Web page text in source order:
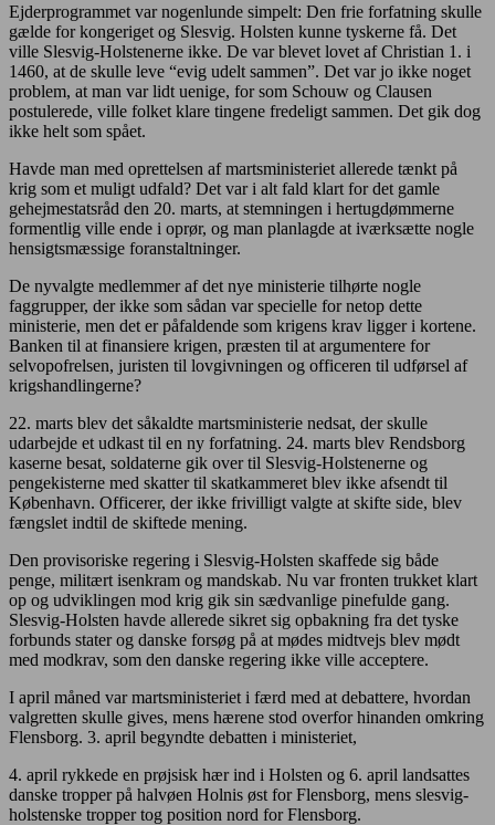
Ejderprogrammet var nogenlunde simpelt: Den frie forfatning skulle
gælde for kongeriget og Slesvig. Holsten kunne tyskerne få. Det
ville Slesvig-Holstenerne ikke. De var blevet lovet af Christian 1. i
1460, at de skulle leve “evig udelt sammen”. Det var jo ikke noget
problem, at man var lidt uenige, for som Schouw og Clausen
postulerede, ville folket klare tingene fredeligt sammen. Det gik dog
ikke helt som spået.
Havde man med oprettelsen af martsministeriet allerede tænkt på
krig som et muligt udfald? Det var i alt fald klart for det gamle
gehejmestatsråd den 20. marts, at stemningen i hertugdømmerne
formentlig ville ende i oprør, og man planlagde at iværksætte nogle
hensigtsmæssige foranstaltninger.
De nyvalgte medlemmer af det nye ministerie tilhørte nogle
faggrupper, der ikke som sådan var specielle for netop dette
ministerie, men det er påfaldende som krigens krav ligger i kortene.
Banken til at finansiere krigen, præsten til at argumentere for
selvopofrelsen, juristen til lovgivningen og officeren til udførsel af
krigshandlingerne?
22. marts blev det såkaldte martsministerie nedsat, der skulle
udarbejde et udkast til en ny forfatning. 24. marts blev Rendsborg
kaserne besat, soldaterne gik over til Slesvig-Holstenerne og
pengekisterne med skatter til skatkammeret blev ikke afsendt til
København. Officerer, der ikke frivilligt valgte at skifte side, blev
fængslet indtil de skiftede mening.
Den provisoriske regering i Slesvig-Holsten skaffede sig både
penge, militært isenkram og mandskab. Nu var fronten trukket klart
op og udviklingen mod krig gik sin sædvanlige pinefulde gang.
Slesvig-Holsten havde allerede sikret sig opbakning fra det tyske
forbunds stater og danske forsøg på at mødes midtvejs blev mødt
med modkrav, som den danske regering ikke ville acceptere.
I april måned var martsministeriet i færd med at debattere, hvordan
valgretten skulle gives, mens hærene stod overfor hinanden omkring
Flensborg. 3. april begyndte debatten i ministeriet,
4. april rykkede en prøjsisk hær ind i Holsten og 6. april landsattes
danske tropper på halvøen Holnis øst for Flensborg, mens slesvig-
holstenske tropper tog position nord for Flensborg.